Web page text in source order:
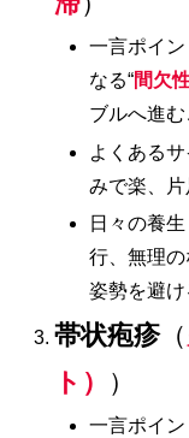
一言ポイ
なる“間欠
ブルへ進む
よくある
みで楽、片
日々の養
行、無理
姿勢を避け
帯状疱疹（
ト）
）
一言ポイ